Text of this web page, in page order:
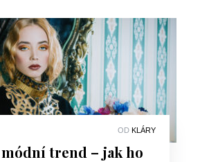
OD KLÁRY
módní trend – jak ho